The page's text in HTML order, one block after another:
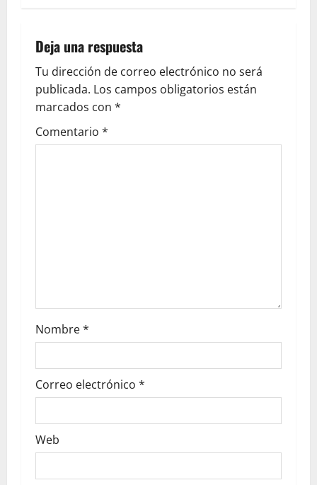
Deja una respuesta
Tu dirección de correo electrónico no será
publicada. Los campos obligatorios están
marcados con *
Comentario *
Nombre*
Correo electrónico *
Web